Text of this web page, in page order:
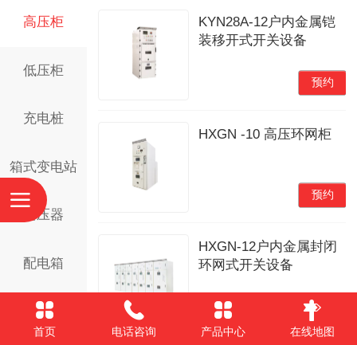
高压柜
低压柜
充电桩
箱式变电站
变压器
配电箱
KYN28A-12户内金属铠
装移开式开关设备
预约
HXGN -10 高压环网柜
预约
HXGN-12户内金属封闭
环网式开关设备
预约
首页
电话咨询 产品中心 在线地图